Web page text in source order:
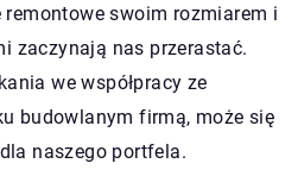
swoim rozmiarem i
zaczynają nas przerastać.
we współpracy ze
budowlanym firmą, może się
naszego portfela.